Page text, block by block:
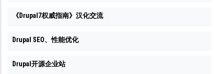
《Drupal7权威指南》汉化交流
Drupal SEO、性能优化
Drupal开源企业站